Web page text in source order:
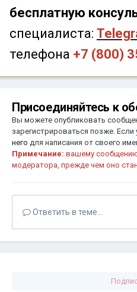
бесплатную
специалиста:
телефона +7 (800)
Присоединяйтесь к
Вы можете опубликовать
зарегистрироваться позже. Если
него для написания от своего
Примечание: вашему
модератора, прежде чем оно
Ответить в теме...